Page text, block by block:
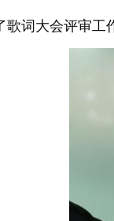
大会评审工作